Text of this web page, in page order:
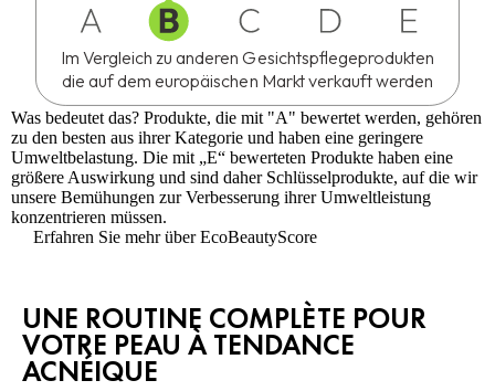
Im Vergleich zu anderen Gesichtspflegeprodukten
die auf dem europäischen Markt verkauft werden
Was bedeutet das? Produkte, die mit "A" bewertet werden, gehören
zu den besten aus ihrer Kategorie und haben eine geringere
Umweltbelastung. Die mit „E“ bewerteten Produkte haben eine
größere Auswirkung und sind daher Schlüsselprodukte, auf die wir
unsere Bemühungen zur Verbesserung ihrer Umweltleistung
konzentrieren müssen.
Erfahren Sie mehr über EcoBeautyScore
UNE ROUTINE COMPLÈTE POUR
VOTRE PEAU À TENDANCE
ACNÉIQUE